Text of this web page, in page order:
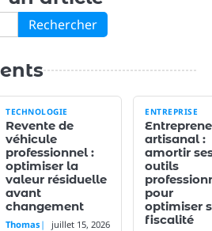
TECHNOLOGIE
Revente de
véhicule
professionnel :
optimiser la
valeur résiduelle
avant
changement
Thomas juillet 15, 2026
ENTREPRISE
artisanal :
amortir
outils
pour
optimiser
fiscalité